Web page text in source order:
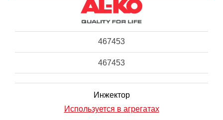
467453
467453
Инжектор
Используется в агрегатах